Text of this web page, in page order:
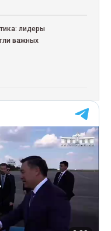
лидеры
важных